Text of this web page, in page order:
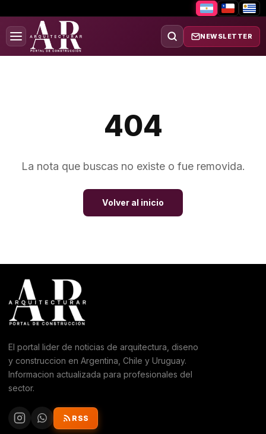
NEWSLETTER
404
La nota que buscas no existe o fue removida.
Volver al inicio
El portal lider de noticias de arquitectura, diseno
y construccion en Argentina, Chile y Uruguay.
Informacion actualizada para profesionales del
sector.
RSS